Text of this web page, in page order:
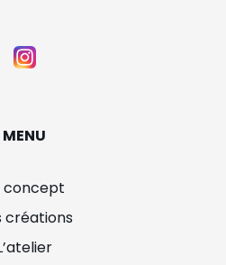
MENU
concept
créations